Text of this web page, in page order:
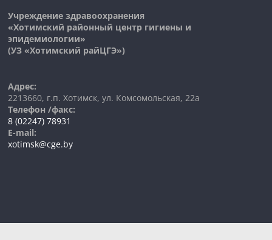
Учреждение здравоохранения
«Хотимский районный центр гигиены и
эпидемиологии»
(УЗ «Хотимский райЦГЭ»)
Адрес:
2213660, г.п. Хотимск, ул. Комсомольская, 22а
Телефон /факс:
8 (02247) 78931
E-mail:
xotimsk@cge.by